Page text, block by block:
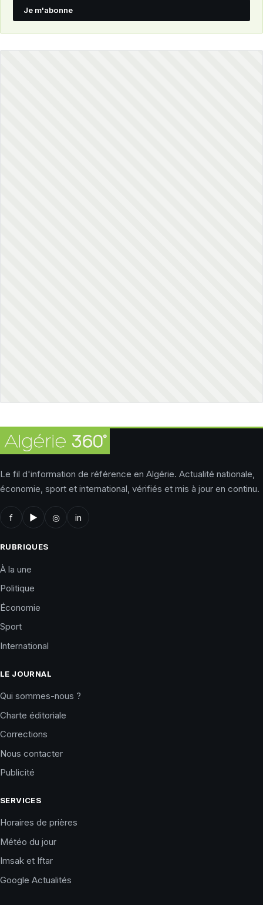
Je m'abonne
Le fil d'information de référence en Algérie. Actualité nationale,
économie, sport et international, vérifiés et mis à jour en continu.
f ▶ ◎ in
RUBRIQUES
À la une
Politique
Économie
Sport
International
LE JOURNAL
Qui sommes-nous ?
Charte éditoriale
Corrections
Nous contacter
Publicité
SERVICES
Horaires de prières
Météo du jour
Imsak et Iftar
Google Actualités